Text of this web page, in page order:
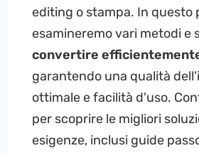
editing o stampa. In questo
esamineremo vari metodi e
convertire efficientemente
garantendo una qualità
ottimale e facilità d'uso.
per scoprire le migliori
esigenze, inclusi guide